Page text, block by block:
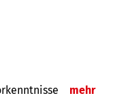
mehr